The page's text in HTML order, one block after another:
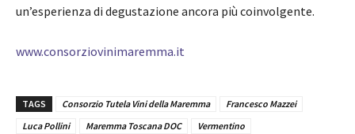
un’esperienza di degustazione ancora più coinvolgente.
www.consorziovinimaremma.it
TAGS Consorzio Tutela Vini della Maremma
Francesco Mazzei
Luca Pollini
Maremma Toscana DOC
Vermentino